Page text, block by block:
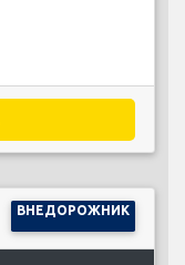
ВНЕДОРОЖНИК